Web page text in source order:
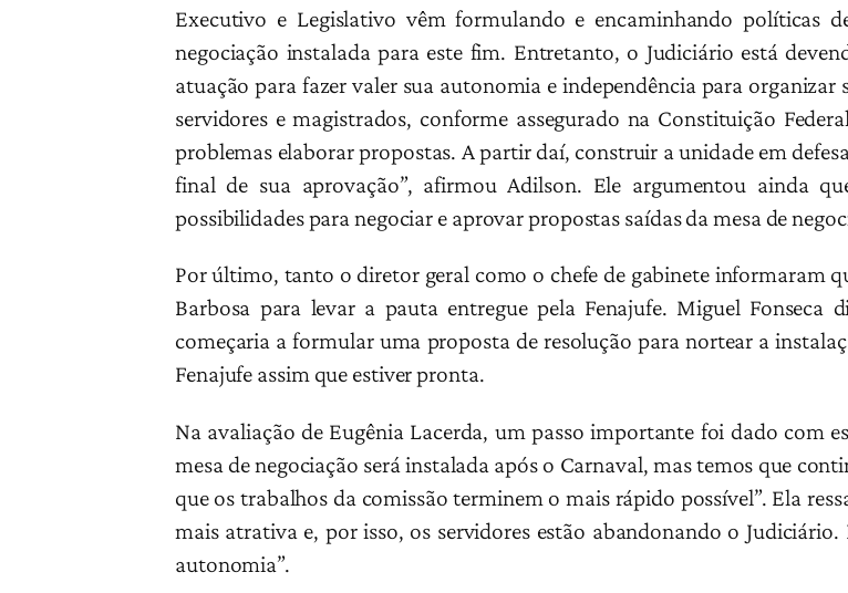
Executivo e Legislativo vêm formulando e encaminhando políticas
negociação instalada para este fim. Entretanto, o Judiciário está
atuação para fazer valer sua autonomia e independência para
servidores e magistrados, conforme assegurado na Constituição
problemas elaborar propostas. A partir daí, construir a unidade em
final de sua aprovação”, afirmou Adilson. Ele argumentou ainda
possibilidades para negociar e aprovar propostas saídas da mesa de
Por último, tanto o diretor geral como o chefe de gabinete informaram
Barbosa para levar a pauta entregue pela Fenajufe. Miguel Fonseca
começaria a formular uma proposta de resolução para nortear a
Fenajufe assim que estiver pronta.
Na avaliação de Eugênia Lacerda, um passo importante foi dado com
mesa de negociação será instalada após o Carnaval, mas temos que
que os trabalhos da comissão terminem o mais rápido possível”. Ela
mais atrativa e, por isso, os servidores estão abandonando o
autonomia”.